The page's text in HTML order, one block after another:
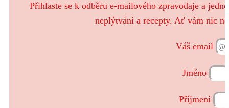
Přihlaste se k odběru e-mailového zpravodaje a
neplýtvání a recepty. Ať vám nic
Váš email
Jméno
Příjmení